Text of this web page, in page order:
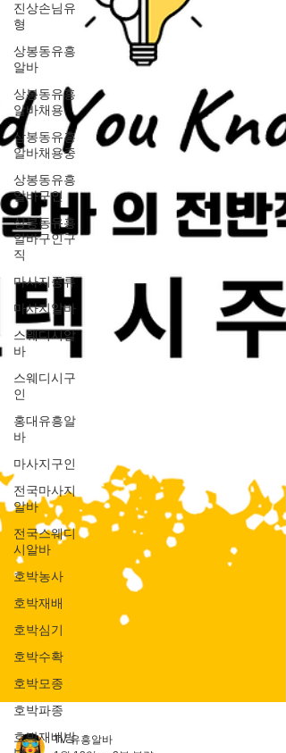
진상손님유
형
상봉동유흥
알바
상봉동유흥
알바채용
상봉동유흥
알바채용중
상봉동유흥
알바구인
상봉동유흥
알바구인구
직
마사지종류
마사지알바
스웨디시알
바
스웨디시구
인
홍대유흥알
바
마사지구인
전국마사지
알바
전국스웨디
시알바
호박농사
호박재배
호박심기
호박수확
호박모종
호박파종
호박재배방